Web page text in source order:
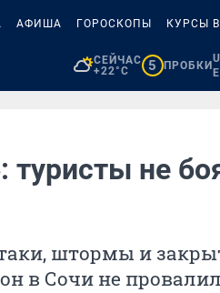
АФИША ГОРОСКОПЫ КУРСЫ
СЕЙЧАС
+22°C
5 ПРОБКИ
туристы не
штормы и
в Сочи не